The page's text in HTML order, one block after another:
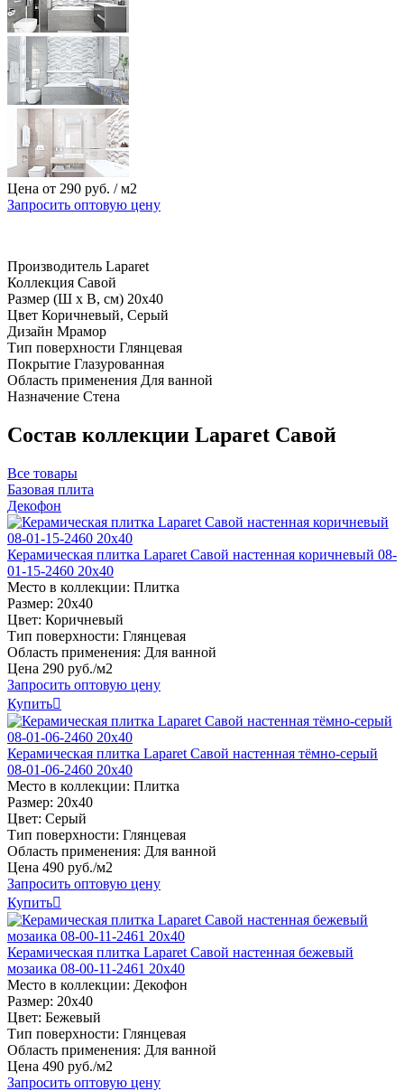
Цена от 290 руб. / м2
Запросить оптовую цену
Производитель Laparet
Коллекция Савой
Размер (Ш х В, см) 20х40
Цвет Коричневый, Серый
Дизайн Мрамор
Тип поверхности Глянцевая
Покрытие Глазурованная
Область применения Для ванной
Назначение Стена
Состав коллекции Laparet Савой
Все товары
Базовая плита
Декофон
Керамическая плитка Laparet Савой настенная коричневый 08-
01-15-2460 20х40
Место в коллекции: Плитка
Размер: 20х40
Цвет: Коричневый
Тип поверхности: Глянцевая
Область применения: Для ванной
Цена 290 руб./м2
Запросить оптовую цену
Купить
Керамическая плитка Laparet Савой настенная тёмно-серый
08-01-06-2460 20х40
Место в коллекции: Плитка
Размер: 20х40
Цвет: Серый
Тип поверхности: Глянцевая
Область применения: Для ванной
Цена 490 руб./м2
Запросить оптовую цену
Купить
Керамическая плитка Laparet Савой настенная бежевый
мозаика 08-00-11-2461 20х40
Место в коллекции: Декофон
Размер: 20х40
Цвет: Бежевый
Тип поверхности: Глянцевая
Область применения: Для ванной
Цена 490 руб./м2
Запросить оптовую цену